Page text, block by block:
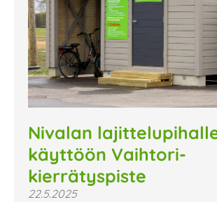
Nivalan
käyttöön Vaihtori-
kierrätyspiste
22.5.2025